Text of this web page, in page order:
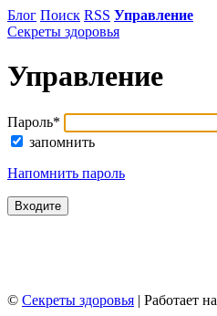
Блог Поиск RSS Управление
Секреты здоровья
Управление
Пароль*
запомнить
Напомнить пароль
© Секреты здоровья | Работает на